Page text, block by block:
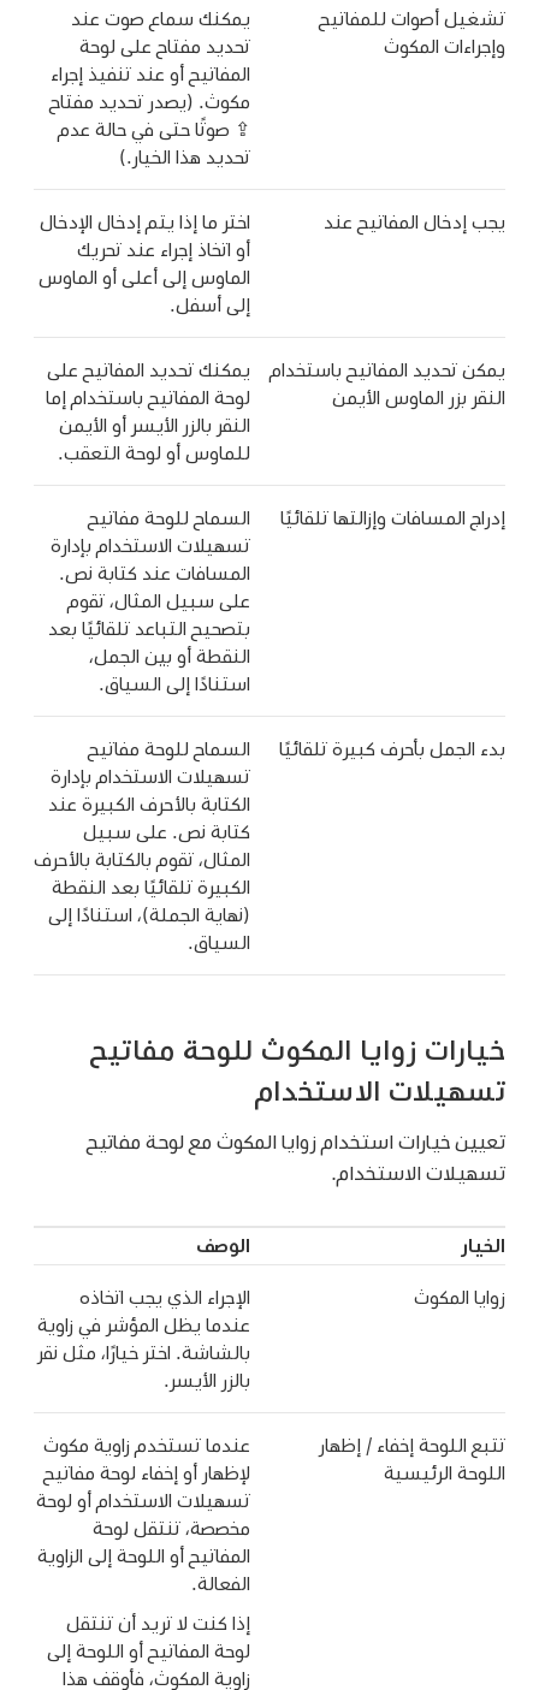
تشغيل أصوات للمفاتيح
وإجراءات المكوث
يمكنك سماع صوت عند
تحديد مفتاح على لوحة
المفاتيح أو عند تنفيذ إجراء
مكوث. (يصدر تحديد مفتاح
⇪ صوتًا حتى في حالة عدم
تحديد هذا الخيار.)
يجب إدخال المفاتيح عند
اختر ما إذا يتم إدخال الإدخال
أو اتخاذ إجراء عند تحريك
الماوس إلى أعلى أو الماوس
إلى أسفل.
يمكن تحديد المفاتيح باستخدام
النقر بزر الماوس الأيمن
يمكنك تحديد المفاتيح على
لوحة المفاتيح باستخدام إما
النقر بالزر الأيسر أو الأيمن
للماوس أو لوحة التعقب.
إدراج المسافات وإزالتها تلقائيًا
السماح للوحة مفاتيح
تسهيلات الاستخدام بإدارة
المسافات عند كتابة نص.
على سبيل المثال، تقوم
بتصحيح التباعد تلقائيًا بعد
النقطة أو بين الجمل،
استنادًا إلى السياق.
بدء الجمل بأحرف كبيرة تلقائيًا
السماح للوحة مفاتيح
تسهيلات الاستخدام بإدارة
الكتابة بالأحرف الكبيرة عند
كتابة نص. على سبيل
المثال، تقوم بالكتابة بالأحرف
الكبيرة تلقائيًا بعد النقطة
(نهاية الجملة)، استنادًا إلى
السياق.
خيارات زوايا المكوث للوحة مفاتيح
تسهيلات الاستخدام
تعيين خيارات استخدام زوايا المكوث مع لوحة مفاتيح
تسهيلات الاستخدام.
الخيار الوصف
زوايا المكوث
الإجراء الذي يجب اتخاذه
عندما يظل المؤشر في زاوية
بالشاشة. اختر خيارًا، مثل نقر
بالزر الأيسر.
تتبع اللوحة إخفاء / إظهار
اللوحة الرئيسية
عندما تستخدم زاوية مكوث
لإظهار أو إخفاء لوحة مفاتيح
تسهيلات الاستخدام أو لوحة
مخصصة، تنتقل لوحة
المفاتيح أو اللوحة إلى الزاوية
الفعالة.
إذا كنت لا تريد أن تنتقل
لوحة المفاتيح أو اللوحة إلى
زاوية المكوث، فأوقف هذا